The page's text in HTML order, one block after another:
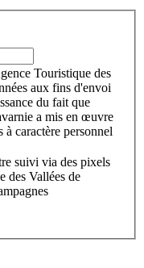
Touristique des
aux fins d'envoi
du fait que
a mis en œuvre
caractère personnel
suivi via des pixels
des Vallées de